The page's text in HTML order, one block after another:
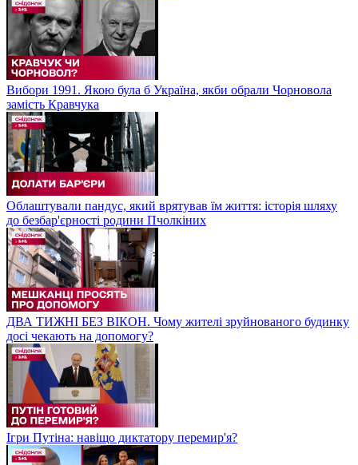
Вибори 1991. Якою була б Україна, якби обрали Чорновола
замість Кравчука
Облаштували пандус, який врятував їм життя: історія шляху
до безбар'єрності родини Пчолкіних
ДВА ТИЖНІ БЕЗ ВІКОН. Чому жителі зруйнованого будинку
досі чекають на допомогу?
Ігри Путіна: навіщо диктатору перемир'я?